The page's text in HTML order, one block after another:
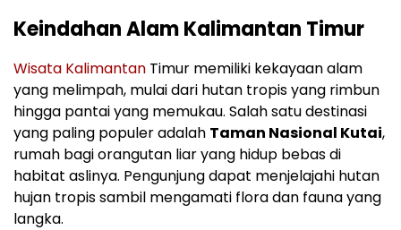
Keindahan Alam Kalimantan Timur
Wisata Kalimantan Timur memiliki kekayaan alam
yang melimpah, mulai dari hutan tropis yang rimbun
hingga pantai yang memukau. Salah satu destinasi
yang paling populer adalah Taman Nasional Kutai,
rumah bagi orangutan liar yang hidup bebas di
habitat aslinya. Pengunjung dapat menjelajahi hutan
hujan tropis sambil mengamati flora dan fauna yang
langka.